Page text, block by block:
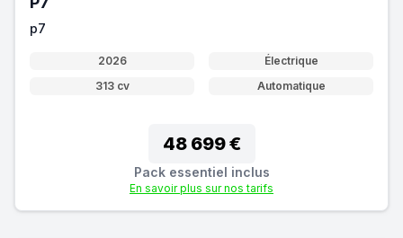
p7
2026
Électrique
313 cv
Automatique
48 699 €
Pack essentiel inclus
En savoir plus sur nos tarifs